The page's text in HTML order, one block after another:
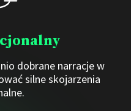
dobrane narracje w
silne skojarzenia